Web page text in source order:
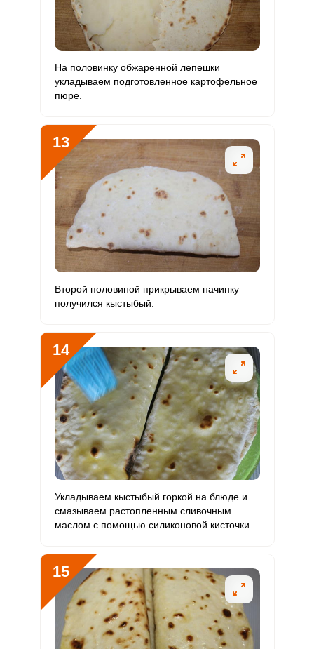
На половинку обжаренной лепешки
укладываем подготовленное картофельное
пюре.
13
Второй половиной прикрываем начинку –
получился кыстыбый.
14
Укладываем кыстыбый горкой на блюде и
смазываем растопленным сливочным
маслом с помощью силиконовой кисточки.
15